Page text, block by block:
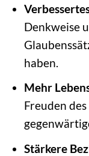
Denkweise
haben.
Mehr
Freuden
Stärkere